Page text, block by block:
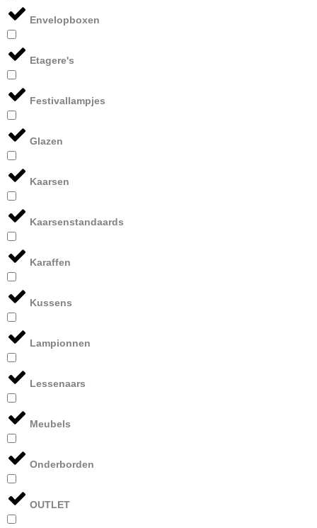
Envelopboxen
Etagere's
Festivallampjes
Glazen
Kaarsen
Kaarsenstandaards
Karaffen
Kussens
Lampionnen
Lessenaars
Meubels
Onderborden
OUTLET